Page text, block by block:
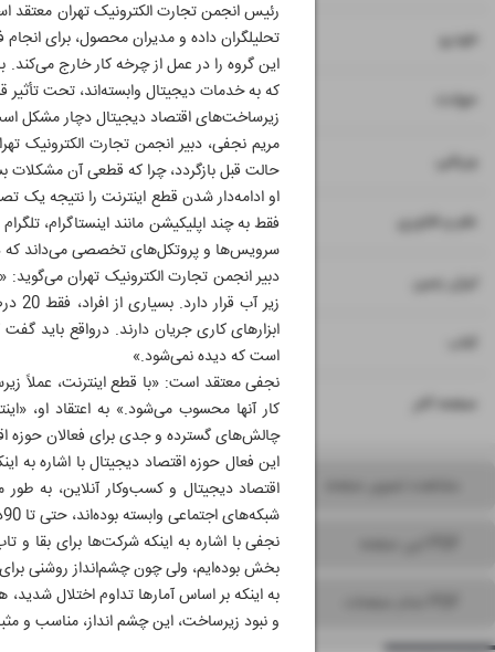
تحلیلگران داده و مدیران محصول، برای
این گروه را در عمل از چرخه کار خارج
که به خدمات دیجیتال وابسته‌اند، تحت
زیرساخت‌های اقتصاد دیجیتال دچار مشکل
مریم نجفی، دبیر انجمن تجارت الکترونیک
حالت قبل بازگردد، چرا که قطعی آن مشکلات
او ادامه‌دار شدن قطع اینترنت را نتیجه یک
فقط به چند اپلیکیشن مانند اینستاگرام،
سرویس‌ها و پروتکل‌های تخصصی می‌داند که
است که دیده نمی‌شود.»
نجفی معتقد است‌: «با قطع اینترنت، عملاً
کار آنها محسوب می‌شود.» به اعتقاد او،
چالش‌های گسترده و جدی برای فعالان حوزه
این فعال حوزه اقتصاد دیجیتال با اشاره به
شبکه‌های اجتماعی وابسته بوده‌اند، حتی تا 90درصد هم افت درآمد را تجربه کرده‌اند.»
بخش بوده‌ایم، ولی چون چشم‌انداز روشنی
و نبود زیرساخت، این چشم انداز، مناسب و
خودرو ۱۰
حوادث ۱۱
ورزشی ۱۲
علم و فناوری ۱۳
ایران زمین ۱۴
کتاب ۱۵
صفحه آخر ۱۶